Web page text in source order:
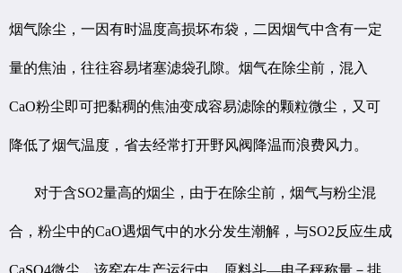
烟气除尘，一因有时温度高损坏布袋，二因烟气中含有一定
量的焦油，往往容易堵塞滤袋孔隙。烟气在除尘前，混入
CaO粉尘即可把黏稠的焦油变成容易滤除的颗粒微尘，又可
降低了烟气温度，省去经常打开野风阀降温而浪费风力。
对于含SO2量高的烟尘，由于在除尘前，烟气与粉尘混
合，粉尘中的CaO遇烟气中的水分发生潮解，与SO2反应生成
CaSO4微尘，该窑在生产运行中，原料斗—电子秤称量－排